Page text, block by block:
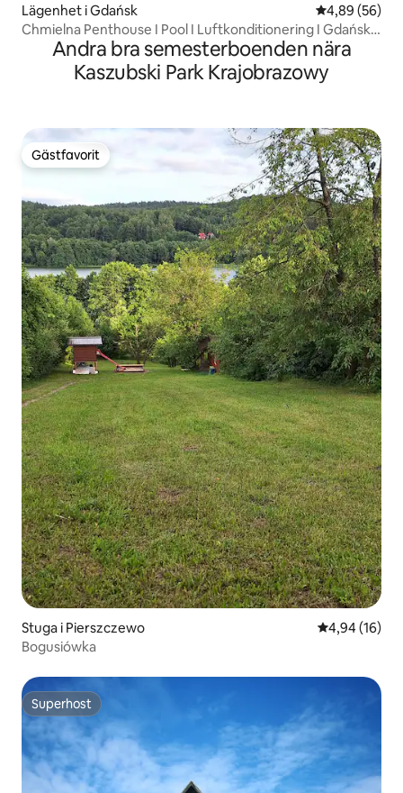
Lägenhet i Gdańsk 4,89 av 5 i
4,89 (56)
Chmielna Penthouse I Pool I Luftkonditionering I Gdańsk
Andra bra semesterboenden nära
Kaszubski Park Krajobrazowy
Gästfavorit
Gästfavorit
Stuga i Pierszczewo 4,94 av 5 i
4,94 (16)
Bogusiówka
Superhost
Superhost